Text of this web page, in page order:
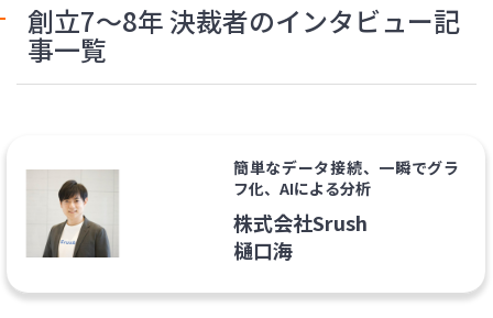
創立7〜8年 決裁者のインタビュー記
事一覧
簡単なデータ接続、一瞬でグラ
フ化、AIによる分析
株式会社Srush
樋口海